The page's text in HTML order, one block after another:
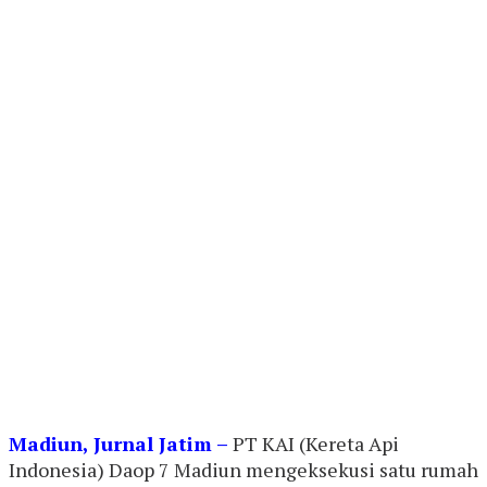
Madiun, Jurnal Jatim – PT KAI (Kereta Api
Indonesia) Daop 7 Madiun mengeksekusi satu rumah